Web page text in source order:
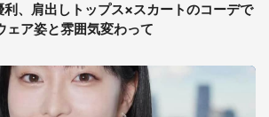
、肩出しトップス×スカートのコーデで
ェア姿と雰囲気変わって